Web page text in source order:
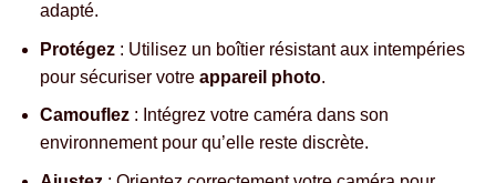
adapté.
Protégez: Utilisez un boîtier résistant aux intempéries
pour sécuriser votre appareil photo.
Camouflez: Intégrez votre caméra dans son
environnement pour qu’elle reste discrète.